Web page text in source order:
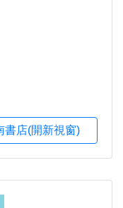
書店(開新視窗)